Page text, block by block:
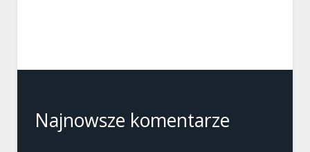
Najnowsze komentarze